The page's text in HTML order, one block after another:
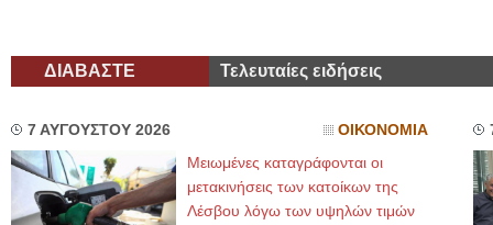
ΔΙΑΒΑΣΤΕ Τελευταίες ειδήσεις
7 ΑΥΓΟΥΣΤΟΥ 2026 ΟΙΚΟΝΟΜΙΑ
Μειωμένες καταγράφονται οι
μετακινήσεις των κατοίκων της
Λέσβου λόγω των υψηλών τιμών